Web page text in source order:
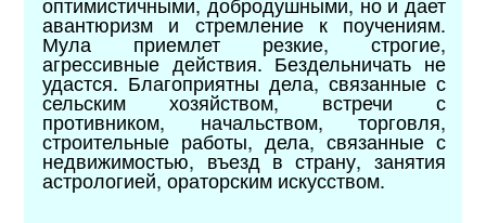
авантюризм и стремление к поучениям.
Мула приемлет резкие, строгие,
агрессивные действия. Бездельничать не
удастся. Благоприятны дела, связанные с
сельским хозяйством, встречи с
противником, начальством, торговля,
строительные работы, дела, связанные с
недвижимостью, въезд в страну, занятия
астрологией, ораторским искусством.